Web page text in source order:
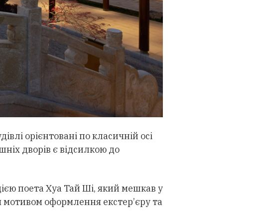
орієнтовані по класичній осі
дворів є відсилкою до
поета Хуа Тай Ші, який мешкав у
мотивом оформлення екстер’єру та